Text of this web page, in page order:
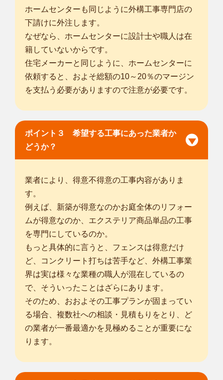
ホームセンターも同じように外構工事専門店の
下請けに外注します。
なぜなら、ホームセンターに設計士や職人は在
籍していないからです。
住宅メーカーと同じように、ホームセンターに
依頼すると、およそ総額の10～20％のマージン
を支払う必要がありますので注意が必要です。
ポイント３ 希望する工事にあった業者か
どうか？
業者により、得意不得意の工事内容がありま
す。
例えば、新築が得意なのかお庭全体のリフォー
ムが得意なのか、エクステリア商品単品の工事
を専門にしているのか。
もっと具体的に言うと、フェンスは得意だけ
ど、コンクリート打ちは苦手など、外構工事業
界は実は様々な業種の職人が混在しているの
で、そういったことはざらにあります。
そのため、おおよその工事プランが固まってい
る場合、複数社への相談・見積もりをとり、ど
の業者が一番最適かを見極めることが重要にな
ります。